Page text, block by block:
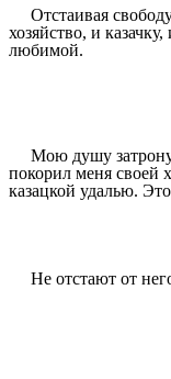
Отстаивая
хозяйство, и
любимой.
- За
Гей,
Дорогой
Играй
Мою душу
покорил меня своей
казацкой удалью.
У того у
Шабелька
Где
Не отстают от
…
Славно
Да пошел
Ой, бил
Да бил